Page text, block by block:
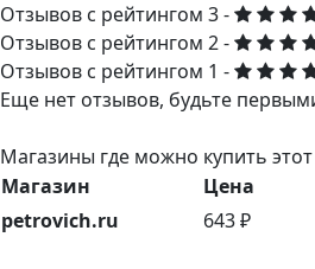
Отзывов с рейтингом 3 -
Отзывов с рейтингом 2 -
Отзывов с рейтингом 1 -
Еще нет отзывов, будьте
Магазины где можно купить
Магазин
Цена
petrovich.ru
643 ₽